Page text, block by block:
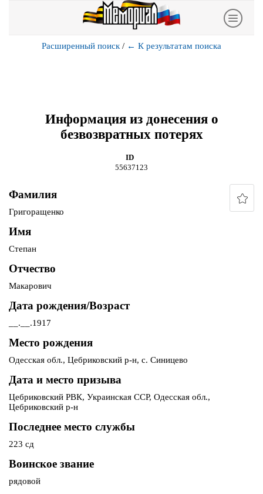
Расширенный поиск / ← К результатам поиска
Информация из донесения о
безвозвратных потерях
ID
55637123
Фамилия
Григоращенко
Имя
Степан
Отчество
Макарович
Дата рождения/Возраст
__.__.1917
Место рождения
Одесская обл., Цебриковский р-н, с. Синицево
Дата и место призыва
Цебриковский РВК, Украинская ССР, Одесская обл.,
Цебриковский р-н
Последнее место службы
223 сд
Воинское звание
рядовой